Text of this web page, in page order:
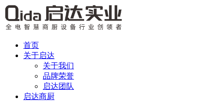
首页
关于启达
关于我们
品牌荣誉
启达团队
启达商厨